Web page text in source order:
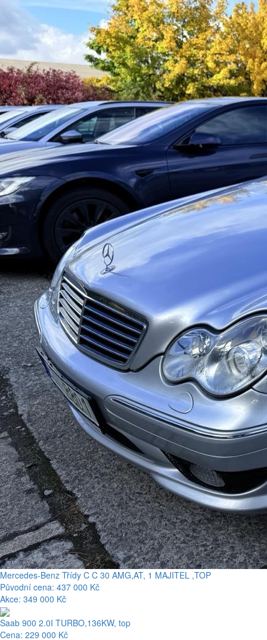
Mercedes-Benz Třídy C C 30 AMG,AT, 1 MAJITEL ,TOP
Původní cena: 437 000 Kč
Akce: 349 000 Kč
Saab 900 2.0I TURBO,136KW, top
Cena: 229 000 Kč